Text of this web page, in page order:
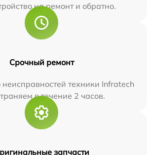
на ремонт и обратно.
Срочный ремонт
техники Infratech
в течение 2 часов.
запчасти